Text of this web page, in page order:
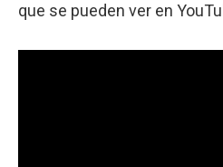
que se pueden ver en